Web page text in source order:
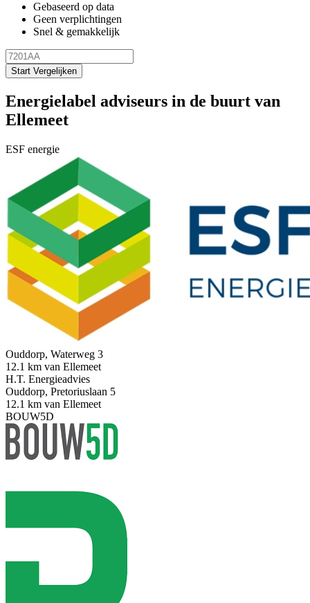
Gebaseerd op data
Geen verplichtingen
Snel & gemakkelijk
Start Vergelijken
Energielabel adviseurs in de buurt van
Ellemeet
ESF energie
Ouddorp, Waterweg 3
12.1 km van Ellemeet
H.T. Energieadvies
Ouddorp, Pretoriuslaan 5
12.1 km van Ellemeet
BOUW5D